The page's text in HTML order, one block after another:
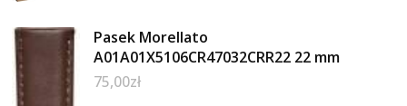
Pasek Morellato
A01A01X5106CR47032CRR22 22 mm
75,00zł